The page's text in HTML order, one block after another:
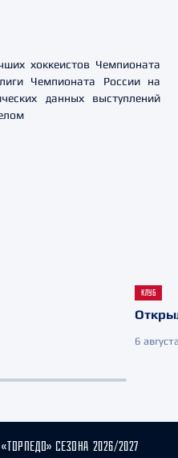
хоккеистов Чемпионата
Чемпионата России на
данных выступлений
КЛУБ
6
СЕЗОНА 2026/2027